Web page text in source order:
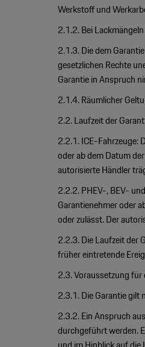
Werkstoff und
2.1.2. Bei
2.1.3. Die dem
gesetzlichen Rechte
Garantie in Anspruch
2.1.4. Räumlicher
2.2. Laufzeit der
2.2.1. ICE-Fahrzeuge:
oder ab dem Datum
autorisierte Händler
2.2.2. PHEV-, BEV-
Garantienehmer oder
oder zulässt. Der
2.2.3. Die Laufzeit der
früher eintretende
2.3. Voraussetzung
2.3.1. Die Garantie gilt
2.3.2. Ein Anspruch
durchgeführt werden.